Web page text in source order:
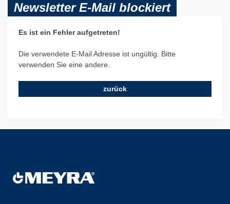
Newsletter E-Mail blockiert
Es ist ein Fehler aufgetreten!
Die verwendete E-Mail Adresse ist ungültig. Bitte
verwenden Sie eine andere.
zurück